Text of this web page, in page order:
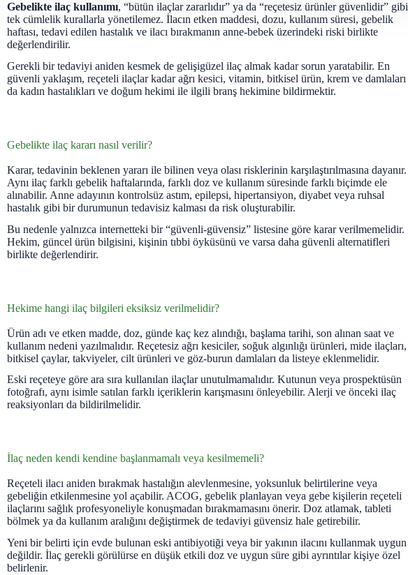
Gebelikte ilaç kullanımı, “bütün ilaçlar zararlıdır” ya da “reçetesiz ürünler güvenlidir” gibi
tek cümlelik kurallarla yönetilemez. İlacın etken maddesi, dozu, kullanım süresi, gebelik
haftası, tedavi edilen hastalık ve ilacı bırakmanın anne-bebek üzerindeki riski birlikte
değerlendirilir.
Gerekli bir tedaviyi aniden kesmek de gelişigüzel ilaç almak kadar sorun yaratabilir. En
güvenli yaklaşım, reçeteli ilaçlar kadar ağrı kesici, vitamin, bitkisel ürün, krem ve damlaları
da kadın hastalıkları ve doğum hekimi ile ilgili branş hekimine bildirmektir.
Gebelikte ilaç kararı nasıl verilir?
Karar, tedavinin beklenen yararı ile bilinen veya olası risklerinin karşılaştırılmasına dayanır.
Aynı ilaç farklı gebelik haftalarında, farklı doz ve kullanım süresinde farklı biçimde ele
alınabilir. Anne adayının kontrolsüz astım, epilepsi, hipertansiyon, diyabet veya ruhsal
hastalık gibi bir durumunun tedavisiz kalması da risk oluşturabilir.
Bu nedenle yalnızca internetteki bir “güvenli-güvensiz” listesine göre karar verilmemelidir.
Hekim, güncel ürün bilgisini, kişinin tıbbi öyküsünü ve varsa daha güvenli alternatifleri
birlikte değerlendirir.
Hekime hangi ilaç bilgileri eksiksiz verilmelidir?
Ürün adı ve etken madde, doz, günde kaç kez alındığı, başlama tarihi, son alınan saat ve
kullanım nedeni yazılmalıdır. Reçetesiz ağrı kesiciler, soğuk algınlığı ürünleri, mide ilaçları,
bitkisel çaylar, takviyeler, cilt ürünleri ve göz-burun damlaları da listeye eklenmelidir.
Eski reçeteye göre ara sıra kullanılan ilaçlar unutulmamalıdır. Kutunun veya prospektüsün
fotoğrafı, aynı isimle satılan farklı içeriklerin karışmasını önleyebilir. Alerji ve önceki ilaç
reaksiyonları da bildirilmelidir.
İlaç neden kendi kendine başlanmamalı veya kesilmemeli?
Reçeteli ilacı aniden bırakmak hastalığın alevlenmesine, yoksunluk belirtilerine veya
gebeliğin etkilenmesine yol açabilir. ACOG, gebelik planlayan veya gebe kişilerin reçeteli
ilaçlarını sağlık profesyoneliyle konuşmadan bırakmamasını önerir. Doz atlamak, tableti
bölmek ya da kullanım aralığını değiştirmek de tedaviyi güvensiz hale getirebilir.
Yeni bir belirti için evde bulunan eski antibiyotiği veya bir yakının ilacını kullanmak uygun
değildir. İlaç gerekli görülürse en düşük etkili doz ve uygun süre gibi ayrıntılar kişiye özel
belirlenir.